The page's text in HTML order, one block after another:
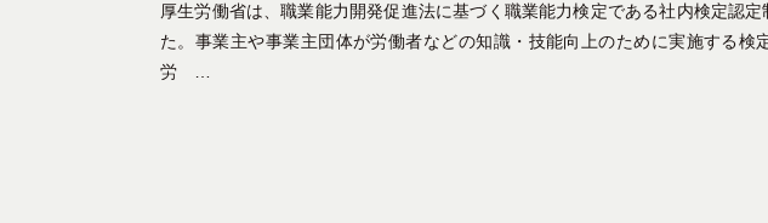
厚生労働省は、職業能力開発促進法に基づく職業能力検定である社内検定認
た。事業主や事業主団体が労働者などの知識・技能向上のために実施する検
労 …